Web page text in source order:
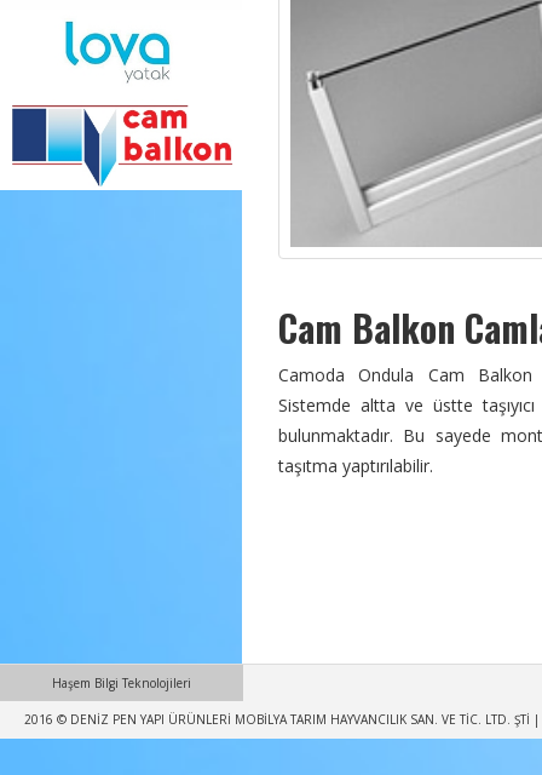
Cam Balkon
Camoda Ondula Cam Balkon
Sistemde altta ve üstte
bulunmaktadır. Bu sayede
taşıtma yaptırılabilir.
Haşem Bilgi Teknolojileri
2016 © DENİZ PEN YAPI ÜRÜNLERİ MOBİLYA TARIM HAYVANCILIK SAN. VE TİC. LTD. ŞTİ